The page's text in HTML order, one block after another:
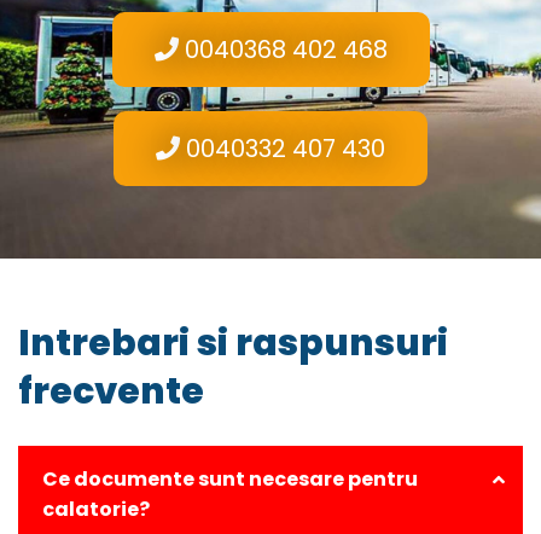
0040368 402 468
0040332 407 430
Intrebari si raspunsuri
frecvente
Ce documente sunt necesare pentru
calatorie?